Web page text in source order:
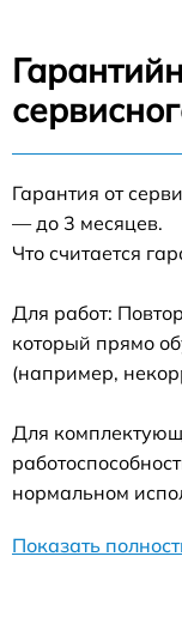
Гарантия от
— до 3 месяцев.
Что считается
Для работ:
который прямо
(например,
Для
нормальном
Показать